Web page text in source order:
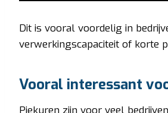
Dit is vooral voordelig in
verwerkingscapaciteit of korte
Vooral interessant
Piekuren zijn voor veel